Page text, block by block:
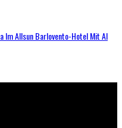
Im Allsun Barlovento-Hotel Mit AI